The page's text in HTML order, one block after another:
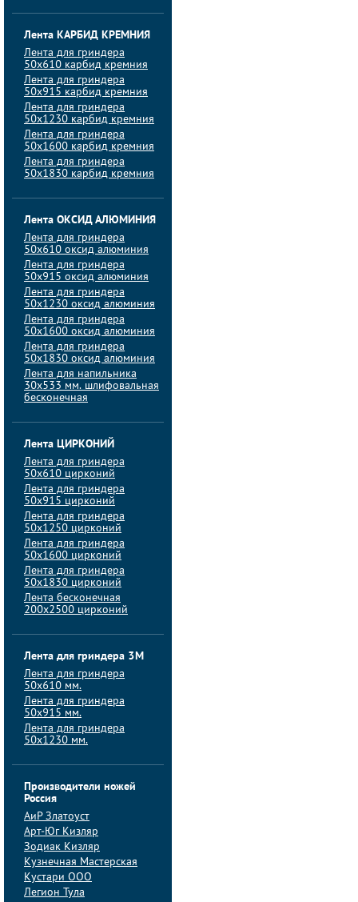
Лента КАРБИД КРЕМНИЯ
Лента для гриндера
50х610 карбид кремния
Лента для гриндера
50х915 карбид кремния
Лента для гриндера
50х1230 карбид кремния
Лента для гриндера
50х1600 карбид кремния
Лента для гриндера
50х1830 карбид кремния
Лента ОКСИД АЛЮМИНИЯ
Лента для гриндера
50х610 оксид алюминия
Лента для гриндера
50х915 оксид алюминия
Лента для гриндера
50х1230 оксид алюминия
Лента для гриндера
50х1600 оксид алюминия
Лента для гриндера
50х1830 оксид алюминия
Лента для напильника
30х533 мм. шлифовальная
бесконечная
Лента ЦИРКОНИЙ
Лента для гриндера
50х610 цирконий
Лента для гриндера
50х915 цирконий
Лента для гриндера
50х1250 цирконий
Лента для гриндера
50х1600 цирконий
Лента для гриндера
50x1830 цирконий
Лента бесконечная
200х2500 цирконий
Лента для гриндера 3M
Лента для гриндера
50x610 мм.
Лента для гриндера
50x915 мм.
Лента для гриндера
50x1230 мм.
Производители ножей
Россия
АиP Златоуст
Арт-Юг Кизляр
Зодиак Кизляр
Кузнечная Мастерская
Кустари ООО
Легион Тула